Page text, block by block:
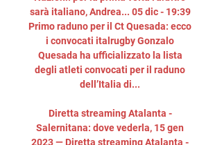
sarà italiano, Andrea... 05 dic - 19:39
Primo raduno per il Ct Quesada: ecco
i convocati italrugby Gonzalo
Quesada ha ufficializzato la lista
degli atleti convocati per il raduno
dell’Italia di...
Diretta streaming Atalanta -
Salernitana: dove vederla, 15 gen
2023 — Diretta streaming Atalanta -